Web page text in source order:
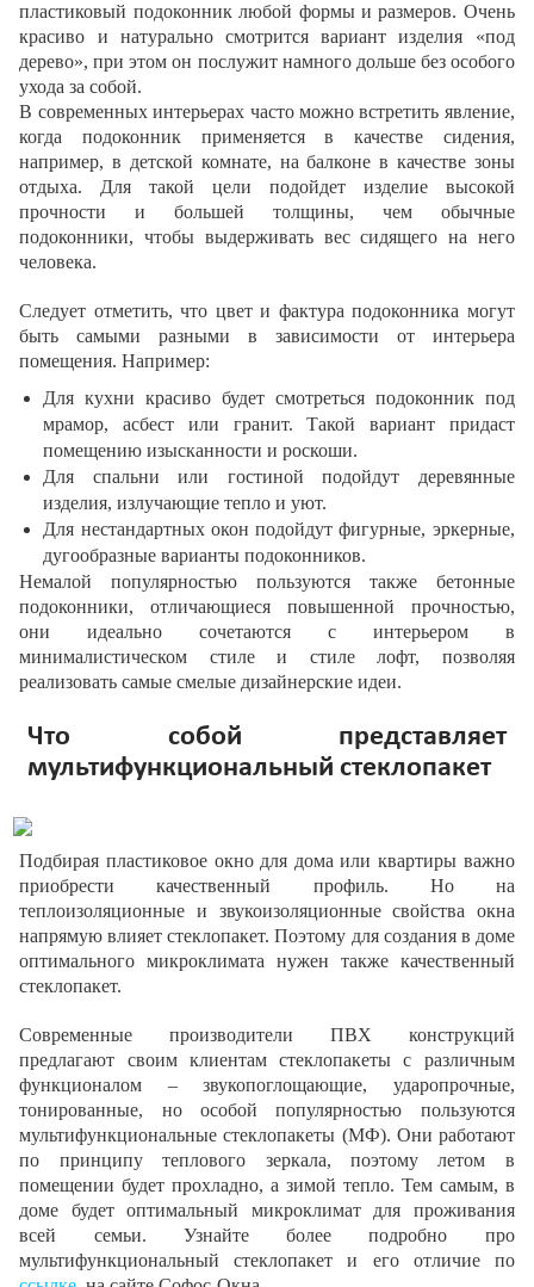
пластиковый подоконник любой формы и размеров. Очень
красиво и натурально смотрится вариант изделия «под
дерево», при этом он послужит намного дольше без особого
ухода за собой.
В современных интерьерах часто можно встретить явление,
когда подоконник применяется в качестве сидения,
например, в детской комнате, на балконе в качестве зоны
отдыха. Для такой цели подойдет изделие высокой
прочности и большей толщины, чем обычные
подоконники, чтобы выдерживать вес сидящего на него
человека.
Следует отметить, что цвет и фактура подоконника могут
быть самыми разными в зависимости от интерьера
помещения. Например:
Для кухни красиво будет смотреться подоконник под
мрамор, асбест или гранит. Такой вариант придаст
помещению изысканности и роскоши.
Для спальни или гостиной подойдут деревянные
изделия, излучающие тепло и уют.
Для нестандартных окон подойдут фигурные, эркерные,
дугообразные варианты подоконников.
Немалой популярностью пользуются также бетонные
подоконники, отличающиеся повышенной прочностью,
они идеально сочетаются с интерьером в
минималистическом стиле и стиле лофт, позволяя
реализовать самые смелые дизайнерские идеи.
Что собой представляет
мультифункциональный стеклопакет
Подбирая пластиковое окно для дома или квартиры важно
приобрести качественный профиль. Но на
теплоизоляционные и звукоизоляционные свойства окна
напрямую влияет стеклопакет. Поэтому для создания в доме
оптимального микроклимата нужен также качественный
стеклопакет.
Современные производители ПВХ конструкций
предлагают своим клиентам стеклопакеты с различным
функционалом – звукопоглощающие, ударопрочные,
тонированные, но особой популярностью пользуются
мультифункциональные стеклопакеты (МФ). Они работают
по принципу теплового зеркала, поэтому летом в
помещении будет прохладно, а зимой тепло. Тем самым, в
доме будет оптимальный микроклимат для проживания
всей семьи. Узнайте более подробно про
мультифункциональный стеклопакет и его отличие по